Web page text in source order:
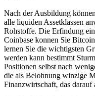
Nach der Ausbildung
alle liquiden Assetklassen
Rohstoffe. Die Erfindung
Coinbase konnen Sie
lernen Sie die wichtigsten
werden kann bestimmt
Positionen selbst nach
die als Belohnung winzige
Finanzwirtschaft, das darauf